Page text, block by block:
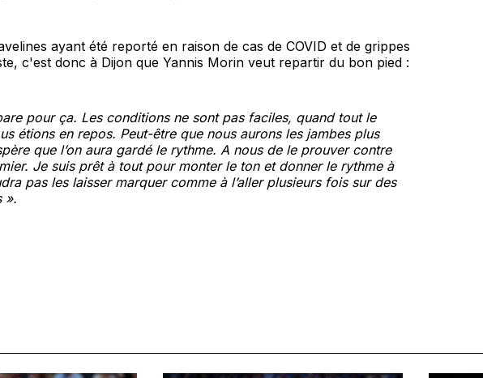
ayant été reporté en raison de cas de COVID et de grippes
c'est donc à Dijon que Yannis Morin veut repartir du bon pied :
pour ça. Les conditions ne sont pas faciles, quand tout le
étions en repos. Peut-être que nous aurons les jambes plus
que l’on aura gardé le rythme. A nous de le prouver contre
Je suis prêt à tout pour monter le ton et donner le rythme à
pas les laisser marquer comme à l’aller plusieurs fois sur des
».